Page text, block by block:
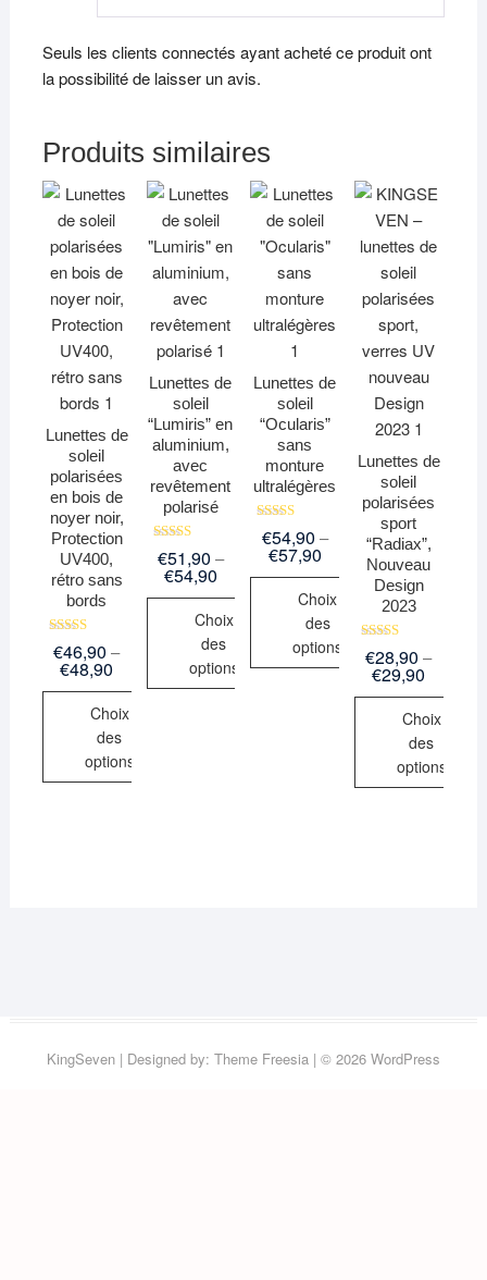
Seuls les clients connectés ayant acheté ce produit ont
la possibilité de laisser un avis.
Produits similaires
Lunettes de
soleil
polarisées
en bois de
noyer noir,
Protection
UV400,
rétro sans
bords
Note
5.00
sur 5
€46,90 –
€48,90
Choix
des
options
Lunettes de
soleil
“Lumiris” en
aluminium,
avec
revêtement
polarisé
Note
5.00
sur 5
€51,90 –
€54,90
Choix
des
options
Lunettes de
soleil
“Ocularis”
sans
monture
ultralégères
Note
4.71
sur 5
€54,90 –
€57,90
Choix
des
options
Lunettes de
soleil
polarisées
sport
“Radiax”,
Nouveau
Design
2023
Note
5.00
sur 5
€28,90 –
€29,90
Choix
des
options
KingSeven| Designed by: Theme Freesia| © 2026 WordPress